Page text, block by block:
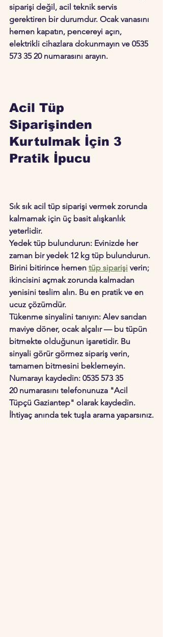
siparişi değil, acil teknik servis
gerektiren bir durumdur. Ocak vanasını
hemen kapatın, pencereyi açın,
elektrikli cihazlara dokunmayın ve 0535
573 35 20 numarasını arayın.
Acil Tüp
Siparişinden
Kurtulmak İçin 3
Pratik İpucu
Sık sık acil tüp siparişi vermek zorunda
kalmamak için üç basit alışkanlık
yeterlidir.
Yedek tüp bulundurun: Evinizde her
zaman bir yedek 12 kg tüp bulundurun.
Birini bitirince hemen tüp siparişi verin;
ikincisini açmak zorunda kalmadan
yenisini teslim alın. Bu en pratik ve en
ucuz çözümdür.
Tükenme sinyalini tanıyın: Alev sarıdan
maviye döner, ocak alçalır — bu tüpün
bitmekte olduğunun işaretidir. Bu
sinyali görür görmez sipariş verin,
tamamen bitmesini beklemeyin.
Numarayı kaydedin: 0535 573 35
20 numarasını telefonunuza "Acil
Tüpçü Gaziantep" olarak kaydedin.
İhtiyaç anında tek tuşla arama yaparsınız.